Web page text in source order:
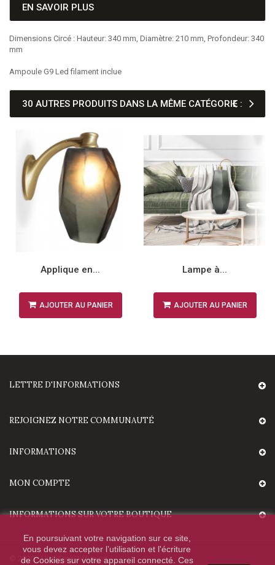
EN SAVOIR PLUS
Dimensions Circé : Hauteur: 340 mm, Diamètre: 210 mm, Profondeur: 340
mm
Ampoule G9 Led filament inclue
30 AUTRES PRODUITS DANS LA MÊME CATÉGORIE :
Applique en...
AJOUTER AU PANIER
Lampe à...
AJOUTER AU PANIER
LETTRE D'INFORMATIONS
REJOIGNEZ NOTRE COMMUNAUTÉ
INFORMATIONS
MON COMPTE
INFORMATIONS SUR VOTRE BOUTIQUE
En poursuivant votre navigation sur ce site,
vous devez accepter l’utilisation et l'écriture
de Cookies sur votre appareil connecté. Ces
© 2020 - HighTechDiffusion.